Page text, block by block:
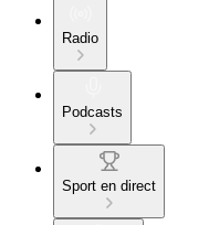
Radio
Podcasts
Sport en direct